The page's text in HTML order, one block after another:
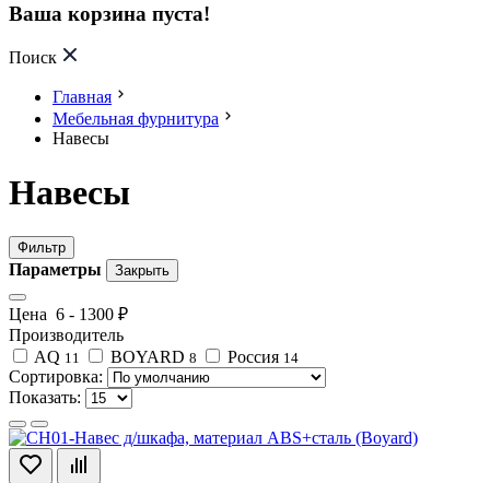
Ваша корзина пуста!
Поиск
Главная
Мебельная фурнитура
Навесы
Навесы
Фильтр
Параметры Закрыть
Цена 6 - 1300 ₽
Производитель
AQ 11 BOYARD 8 Россия 14
Сортировка:
Показать: